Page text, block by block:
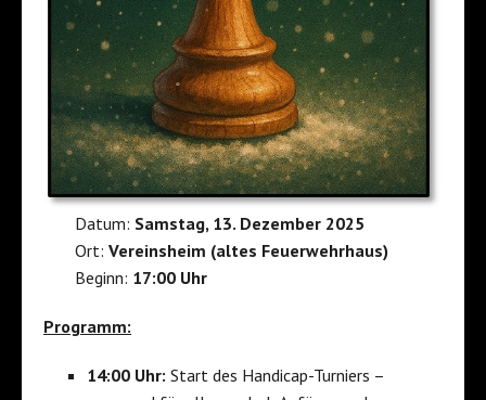
Datum: Samstag, 13. Dezember 2025
Ort:Vereinsheim (altes Feuerwehrhaus)
Beginn: 17:00 Uhr
Programm:
14:00 Uhr: Start des Handicap-Turniers –